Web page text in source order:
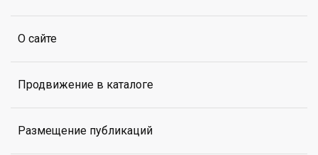
О сайте
Продвижение в каталоге
Размещение публикаций